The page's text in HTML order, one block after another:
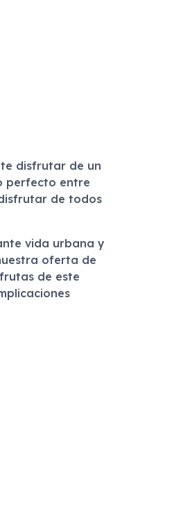
disfrutar de un
perfecto entre
de todos
vida urbana y
oferta de
de este